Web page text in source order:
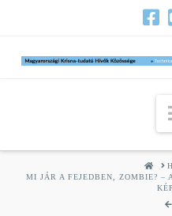
MI JÁR A FEJEDBEN, ZOMBIE? –